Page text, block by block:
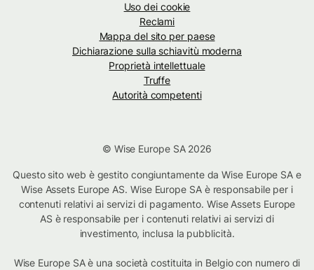
Uso dei cookie
Reclami
Mappa del sito per paese
Dichiarazione sulla schiavitù moderna
Proprietà intellettuale
Truffe
Autorità competenti
© Wise Europe SA 2026
Questo sito web è gestito congiuntamente da Wise Europe SA e
Wise Assets Europe AS. Wise Europe SA è responsabile per i
contenuti relativi ai servizi di pagamento. Wise Assets Europe
AS è responsabile per i contenuti relativi ai servizi di
investimento, inclusa la pubblicità.
Wise Europe SA è una società costituita in Belgio con numero di